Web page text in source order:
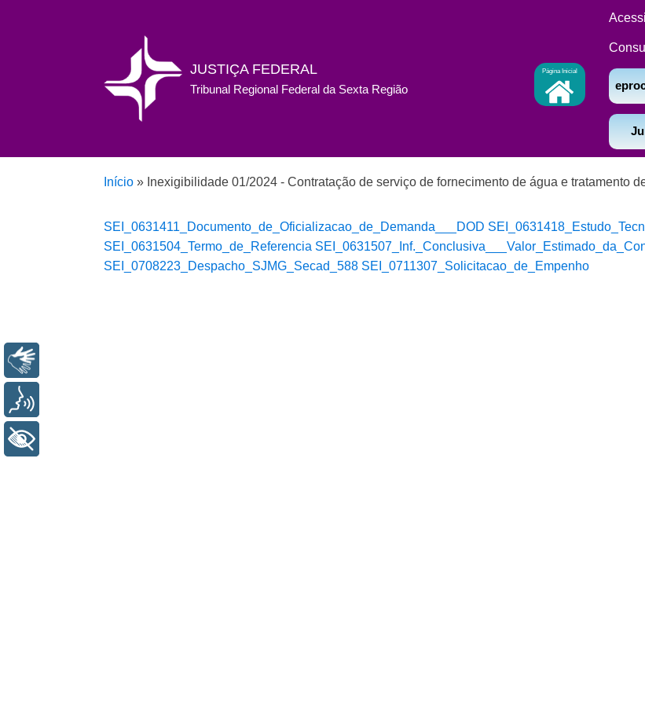
JUSTIÇA FEDERAL
Tribunal Regional Federal da Sexta Região
Página Inicial
Início » Inexigibilidade 01/2024 - Contratação de serviço de fornecimento de água e tratamento
SEI_0631411_Documento_de_Oficializacao_de_Demanda___DOD
SEI_0631504_Termo_de_Referencia
SEI_0708223_Despacho_SJMG_Secad_588 SEI_0711307_Solicitacao_de_Empenho